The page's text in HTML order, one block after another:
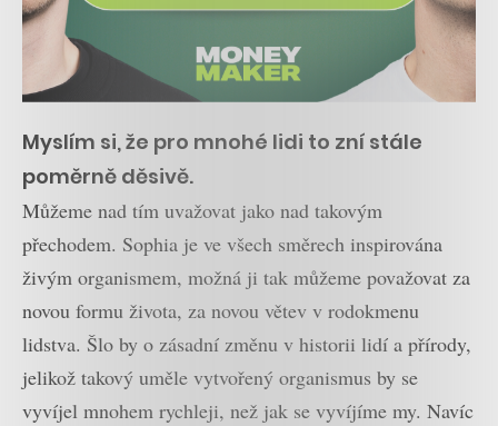
Myslím si, že pro mnohé lidi to zní stále
poměrně děsivě.
Můžeme nad tím uvažovat jako nad takovým
přechodem. Sophia je ve všech směrech inspirována
živým organismem, možná ji tak můžeme považovat za
novou formu života, za novou větev v rodokmenu
lidstva. Šlo by o zásadní změnu v historii lidí a přírody,
jelikož takový uměle vytvořený organismus by se
vyvíjel mnohem rychleji, než jak se vyvíjíme my. Navíc